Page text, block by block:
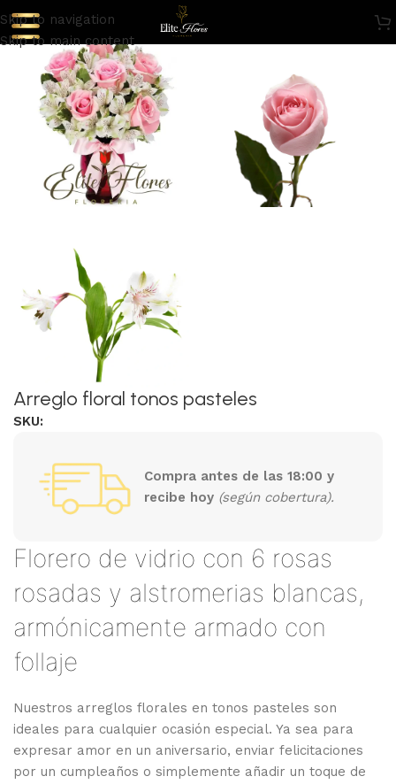
Skip to navigation
Skip to main content
Arreglo floral tonos pasteles
SKU:
Compra antes de las 18:00 y
recibe hoy (según cobertura).
Florero de vidrio con 6 rosas
rosadas y alstromerias blancas,
armónicamente armado con
follaje
Nuestros arreglos florales en tonos pasteles son
ideales para cualquier ocasión especial. Ya sea para
expresar amor en un aniversario, enviar felicitaciones
por un cumpleaños o simplemente añadir un toque de